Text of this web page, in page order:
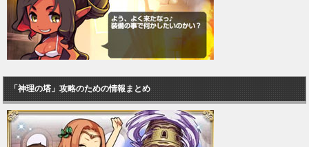
「神理の塔」攻略のための情報まとめ